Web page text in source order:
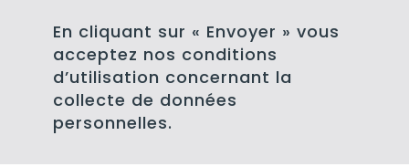
En cliquant sur « Envoyer » vous
acceptez nos conditions
d’utilisation concernant la
collecte de données
personnelles.